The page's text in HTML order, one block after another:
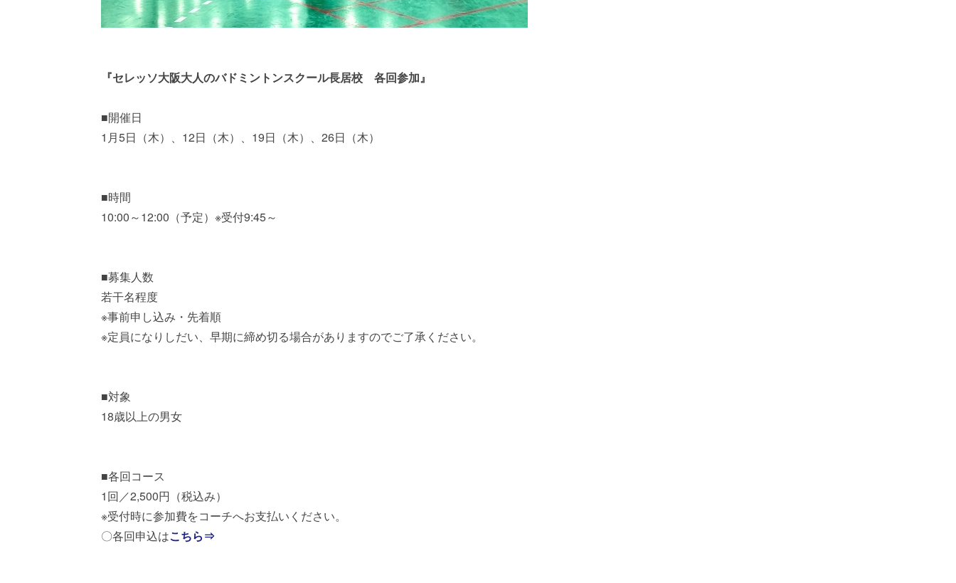
『セレッソ大阪大人のバドミントンスクール長居校 各回参加』
■開催日
1月5日（木）、12日（木）、19日（木）、26日（木）
■時間
10:00～12:00（予定）※受付9:45～
■募集人数
若干名程度
※事前申し込み・先着順
※定員になりしだい、早期に締め切る場合がありますのでご了承ください。
■対象
18歳以上の男女
■各回コース
1回／2,500円（税込み）
※受付時に参加費をコーチへお支払いください。
〇各回申込はこちら⇒